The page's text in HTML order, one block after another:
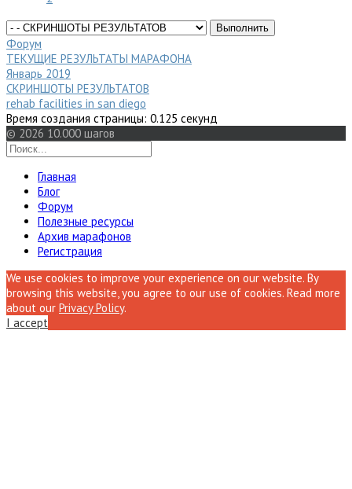
Форум
ТЕКУЩИЕ РЕЗУЛЬТАТЫ МАРАФОНА
Январь 2019
СКРИНШОТЫ РЕЗУЛЬТАТОВ
rehab facilities in san diego
Время создания страницы: 0.125 секунд
© 2026 10.000 шагов
Главная
Блог
Форум
Полезные ресурсы
Архив марафонов
Регистрация
We use cookies to improve your experience on our website. By
browsing this website, you agree to our use of cookies. Read more
about our Privacy Policy.
I accept